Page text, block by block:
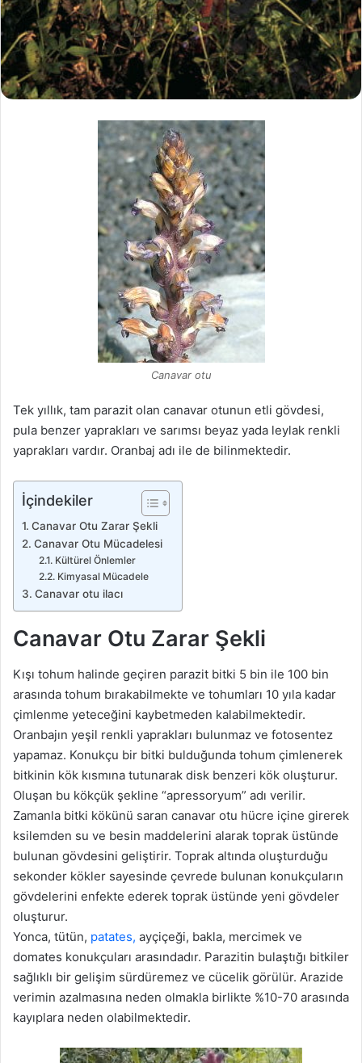
Canavar otu
Tek yıllık, tam parazit olan canavar otunun etli gövdesi,
pula benzer yaprakları ve sarımsı beyaz yada leylak renkli
yaprakları vardır. Oranbaj adı ile de bilinmektedir.
İçindekiler
Canavar Otu Zarar Şekli
Canavar Otu Mücadelesi
Kültürel Önlemler
Kimyasal Mücadele
Canavar otu ilacı
Canavar Otu Zarar Şekli
Kışı tohum halinde geçiren parazit bitki 5 bin ile 100 bin
arasında tohum bırakabilmekte ve tohumları 10 yıla kadar
çimlenme yeteceğini kaybetmeden kalabilmektedir.
Oranbajın yeşil renkli yaprakları bulunmaz ve fotosentez
yapamaz. Konukçu bir bitki bulduğunda tohum çimlenerek
bitkinin kök kısmına tutunarak disk benzeri kök oluşturur.
Oluşan bu kökçük şekline “apressoryum” adı verilir.
Zamanla bitki kökünü saran canavar otu hücre içine girerek
ksilemden su ve besin maddelerini alarak toprak üstünde
bulunan gövdesini geliştirir. Toprak altında oluşturduğu
sekonder kökler sayesinde çevrede bulunan konukçuların
gövdelerini enfekte ederek toprak üstünde yeni gövdeler
oluşturur.
Yonca, tütün, patates, ayçiçeği, bakla, mercimek ve
domates konukçuları arasındadır. Parazitin bulaştığı bitkiler
sağlıklı bir gelişim sürdüremez ve cücelik görülür. Arazide
verimin azalmasına neden olmakla birlikte %10-70 arasında
kayıplara neden olabilmektedir.